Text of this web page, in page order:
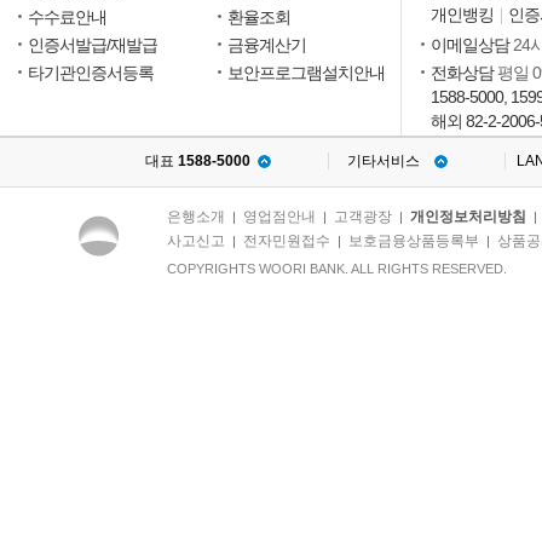
수수료안내
환율조회
인증서발급/재발급
금융계산기
타기관인증서등록
보안프로그램설치안내
개인뱅킹
인
이메일상담 24
전화상담평일
1588-5000,
해외 82-2-
대표 1588-5000 기타서비스
은행소개 | 영업점안내 | 고객광장| 개인정보처리방침
사고신고 | 전자민원접수 | 보호금융상품등록부 | 상품
COPYRIGHTS WOORI BANK. ALL RIGHTS RESERVED.